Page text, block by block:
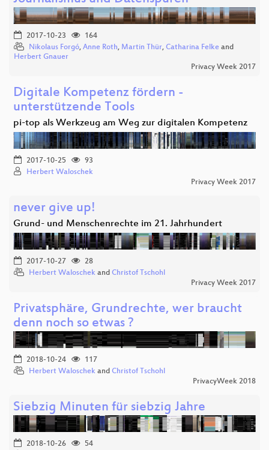
2017-10-23
164
Nikolaus Forgó, Anne Roth, Martin Thür, Catharina Felke and
Herbert Gnauer
Privacy Week 2017
Digitale Kompetenz fördern -
unterstützende Tools
pi-top als Werkzeug am Weg zur digitalen Kompetenz
2017-10-25
93
Herbert Waloschek
Privacy Week 2017
never give up!
Grund- und Menschenrechte im 21. Jahrhundert
2017-10-27
28
Herbert Waloschek and Christof Tschohl
Privacy Week 2017
Privatsphäre, Grundrechte, wer braucht
denn noch so etwas ?
2018-10-24
117
Herbert Waloschek and Christof Tschohl
PrivacyWeek 2018
Siebzig Minuten für siebzig Jahre
2018-10-26
54